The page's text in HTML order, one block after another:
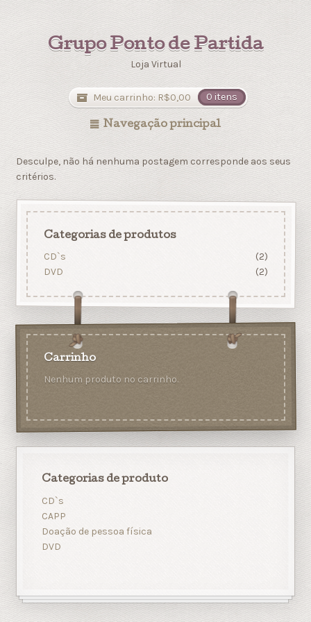
Grupo Ponto de Partida
Loja Virtual
Meu carrinho: R$0,00 0 itens
Navegação principal
Desculpe, não há nenhuma postagem corresponde aos seus
critérios.
Categorias de produtos
CD`s
(2)
DVD
(2)
Carrinho
Nenhum produto no carrinho.
Categorias de produto
CD`s
CAPP
Doação de pessoa física
DVD